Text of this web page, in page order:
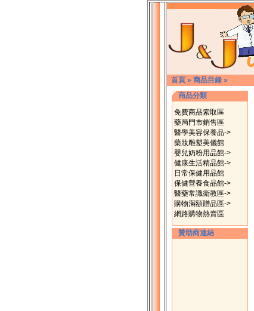
首頁 » 商品目錄 »
商品分類
免費商品索取區
藥局門市銷售區
醫學美容保養品->
藥妝雕塑美儀館
嬰兒奶粉用品館->
健康生活精品館->
日常保健用品館
保健營養食品館->
醫藥常識衛教區->
購物滿額贈品區->
網路購物熱賣區
贊助商連結